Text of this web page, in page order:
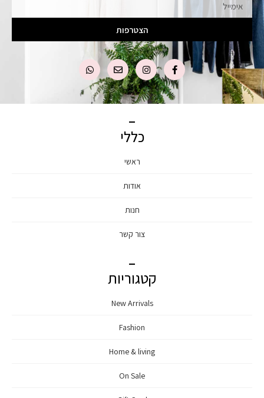
הצטרפות
כללי
ראשי
אודות
חנות
צור קשר
קטגוריות
New Arrivals
Fashion
Home & living
On Sale